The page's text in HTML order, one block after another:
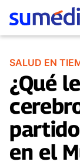
SALUD EN
¿Qué
en el